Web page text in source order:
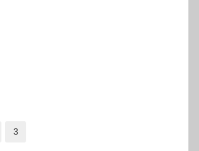
3